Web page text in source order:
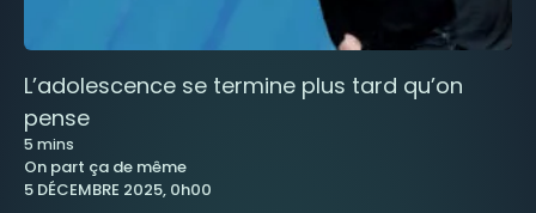
L’adolescence se termine plus tard qu’on
pense
5 mins
On part ça de même
5 DÉCEMBRE 2025, 0h00